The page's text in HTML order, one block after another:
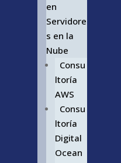
en
Servidore
s en la
Nube
Consu
ltoría
AWS
Consu
ltoría
Digital
Ocean